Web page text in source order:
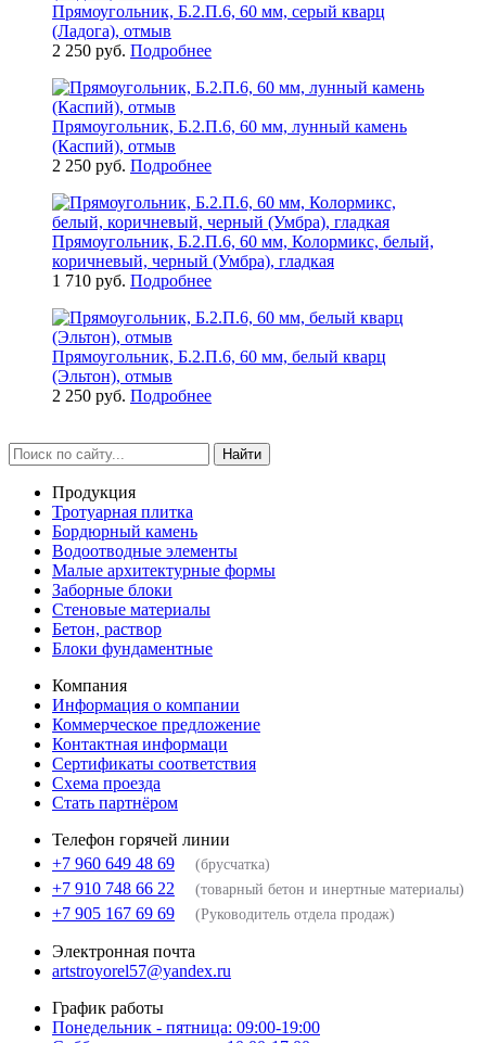
Прямоугольник, Б.2.П.6, 60 мм, серый кварц
(Ладога), отмыв
2 250 руб. Подробнее
Прямоугольник, Б.2.П.6, 60 мм, лунный камень
(Каспий), отмыв
2 250 руб. Подробнее
Прямоугольник, Б.2.П.6, 60 мм, Колормикс, белый,
коричневый, черный (Умбра), гладкая
1 710 руб. Подробнее
Прямоугольник, Б.2.П.6, 60 мм, белый кварц
(Эльтон), отмыв
2 250 руб. Подробнее
Найти
Продукция
Тротуарная плитка
Бордюрный камень
Водоотводные элементы
Малые архитектурные формы
Заборные блоки
Стеновые материалы
Бетон, раствор
Блоки фундаментные
Компания
Информация о компании
Коммерческое предложение
Контактная информаци
Сертификаты соответствия
Схема проезда
Стать партнёром
Телефон горячей линии
+7 960 649 48 69
(брусчатка)
+7 910 748 66 22 (товарный бетон и инертные материалы)
+7 905 167 69 69 (Руководитель отдела продаж)
Электронная почта
artstroyorel57@yandex.ru
График работы
Понедельник - пятница: 09:00-19:00